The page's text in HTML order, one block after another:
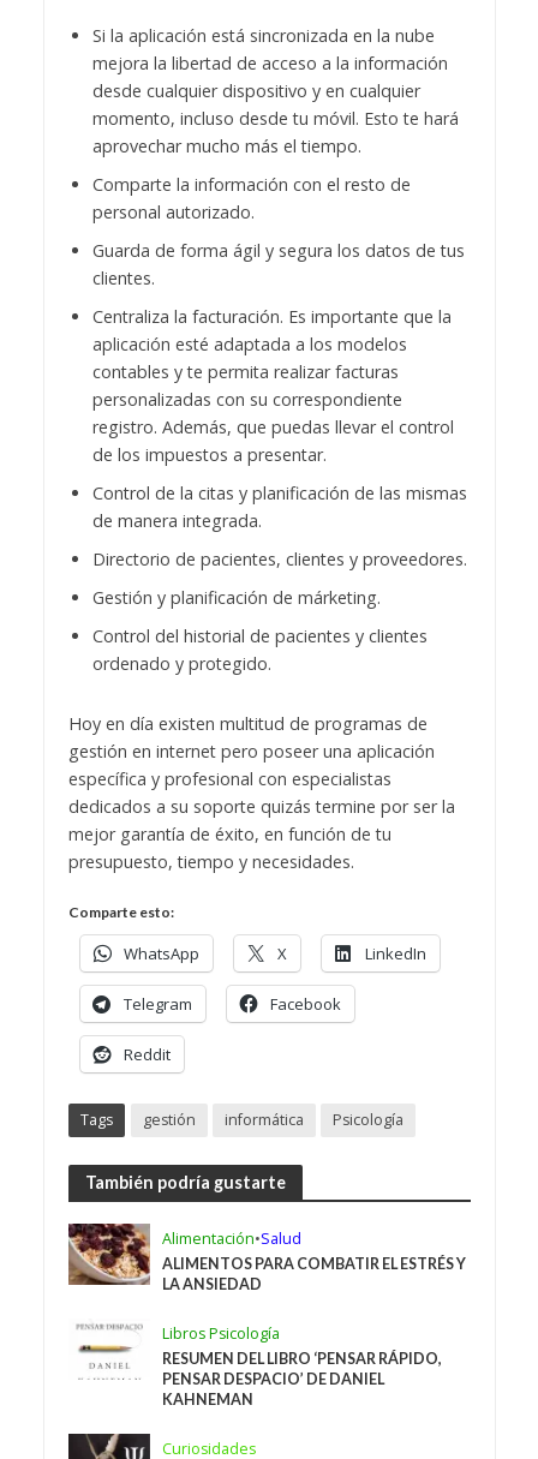
Si la aplicación está sincronizada en la nube
mejora la libertad de acceso a la información
desde cualquier dispositivo y en cualquier
momento, incluso desde tu móvil. Esto te hará
aprovechar mucho más el tiempo.
Comparte la información con el resto de
personal autorizado.
Guarda de forma ágil y segura los datos de tus
clientes.
Centraliza la facturación. Es importante que la
aplicación esté adaptada a los modelos
contables y te permita realizar facturas
personalizadas con su correspondiente
registro. Además, que puedas llevar el control
de los impuestos a presentar.
Control de la citas y planificación de las mismas
de manera integrada.
Directorio de pacientes, clientes y proveedores.
Gestión y planificación de márketing.
Control del historial de pacientes y clientes
ordenado y protegido.
Hoy en día existen multitud de programas de
gestión en internet pero poseer una aplicación
específica y profesional con especialistas
dedicados a su soporte quizás termine por ser la
mejor garantía de éxito, en función de tu
presupuesto, tiempo y necesidades.
Comparte esto:
WhatsApp X LinkedIn
Telegram Facebook
Reddit
Tags gestión informática Psicología
También podría gustarte
Alimentación•Salud
ALIMENTOS PARA COMBATIR EL ESTRÉS Y
LA ANSIEDAD
Libros Psicología
RESUMEN DEL LIBRO ‘PENSAR RÁPIDO,
PENSAR DESPACIO’ DE DANIEL
KAHNEMAN
Curiosidades